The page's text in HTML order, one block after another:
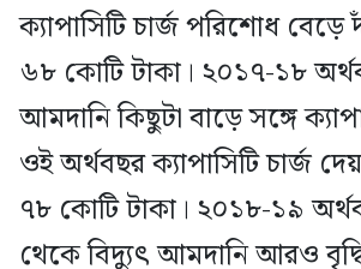
ক্যাপাসিটি চার্জ পরিশোধ বেড়ে
৬৮ কোটি টাকা। ২০১৭-১৮
আমদানি কিছুটা বাড়ে সঙ্গে
ওই অর্থবছর ক্যাপাসিটি চার্জ
৭৮ কোটি টাকা। ২০১৮-১৯
থেকে বিদ্যুৎ আমদানি আরও